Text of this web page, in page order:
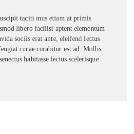
taciti mus etiam at primis
libero facilisi aptent elementum
sociis erat ante, eleifend lectus
curae curabitur est ad. Mollis
habitasse lectus scelerisque